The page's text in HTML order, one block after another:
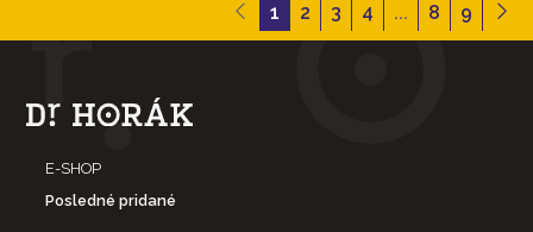
1 2 3 4 ... 8 9
E-SHOP
Posledné pridané